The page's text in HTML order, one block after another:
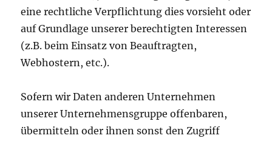
eine rechtliche Verpflichtung dies vorsieht oder
auf Grundlage unserer berechtigten Interessen
(z.B. beim Einsatz von Beauftragten,
Webhostern, etc.).
Sofern wir Daten anderen Unternehmen
unserer Unternehmensgruppe offenbaren,
übermitteln oder ihnen sonst den Zugriff